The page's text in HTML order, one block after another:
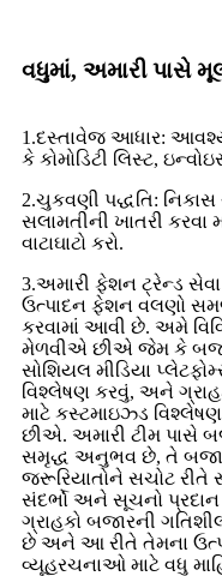
વધુમાં, અમારી પાસે
1.દસ્તાવેજ આધાર:
કે કોમોડિટી લિસ્ટ,
2.ચુકવણી પદ્ધતિ:
સલામતીની ખાતરી કરવા
વાટાઘાટો કરો.
3.અમારી ફેશન ટ્રેન્ડ
ઉત્પાદન ફેશન વલણો
કરવામાં આવી છે. અમે
મેળવીએ છીએ જેમ કે
સોશિયલ મીડિયા
વિશ્લેષણ કરવું, અને
માટે કસ્ટમાઇઝ્ડ
છીએ. અમારી ટીમ પાસે
સમૃદ્ધ અનુભવ છે, તે
જરૂરિયાતોને સચોટ
સંદર્ભો અને સૂચનો પ્રદાન
ગ્રાહકો બજારની
છે અને આ રીતે તેમના
વ્યૂહરચનાઓ માટે વધુ